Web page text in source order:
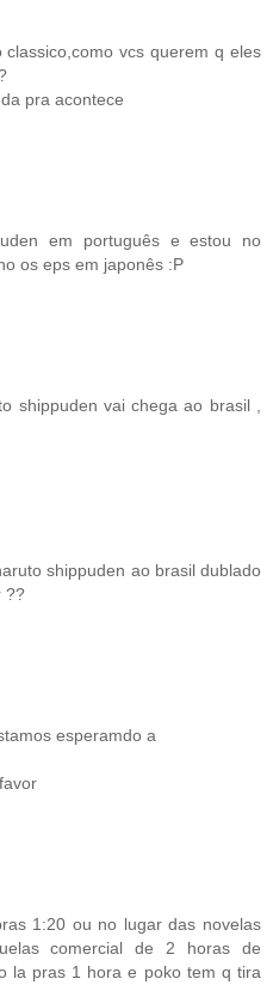
vcs querem q eles
pra acontece
em português e estou no
os eps em japonês :P
shippuden vai chega ao brasil ,
shippuden ao brasil dublado
??
esperamdo a
1:20 ou no lugar das novelas
comercial de 2 horas de
la pras 1 hora e poko tem q tira